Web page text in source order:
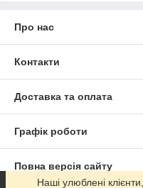
Про нас
Контакти
Доставка та оплата
Графік роботи
Повна версія сайту
Наші улюблені